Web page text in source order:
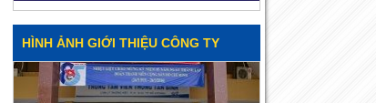
HÌNH ẢNH GIỚI THIỆU CÔNG TY